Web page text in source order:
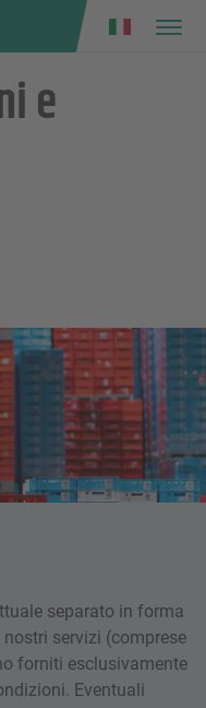
e
separato in forma
servizi (comprese
forniti esclusivamente
Eventuali